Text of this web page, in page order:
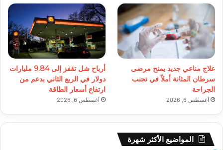
علاج مناعي جديد يمنح مرضى
سرطان المثانة أملاً في تجنب
الجراحة
أغسطس 6, 2026
أرباح شل تقفز إلى 9.84 مليارات
دولار في الربع الثاني بدعم من
ارتفاع أسعار الطاقة
أغسطس 6, 2026
المواضيع الأكثر شهرة